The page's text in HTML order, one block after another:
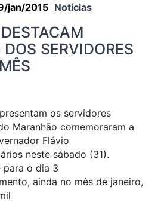
jan/2015 Notícias
SERVIDORES
os servidores
Maranhão comemoraram a
Flávio
neste sábado (31).
para o dia 3
ainda no mês de janeiro,